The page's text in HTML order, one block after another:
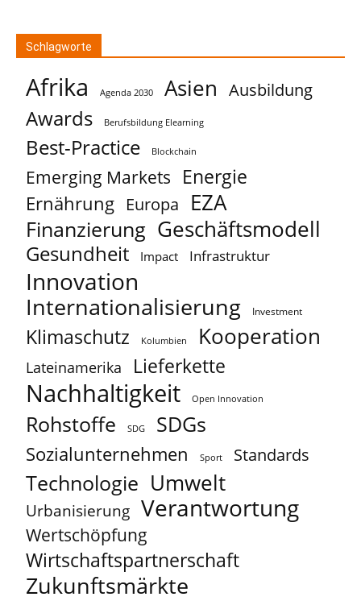
Schlagworte
Afrika Agenda 2030 Asien Ausbildung
Awards Berufsbildung Elearning
Best-Practice Blockchain
Emerging Markets Energie
Ernährung Europa EZA
Finanzierung Geschäftsmodell
Gesundheit Impact Infrastruktur
Innovation
Internationalisierung Investment
Klimaschutz Kolumbien Kooperation
Lateinamerika Lieferkette
Nachhaltigkeit Open Innovation
Rohstoffe SDG SDGs
Sozialunternehmen Sport Standards
Technologie Umwelt
Urbanisierung Verantwortung
Wertschöpfung
Wirtschaftspartnerschaft
Zukunftsmärkte